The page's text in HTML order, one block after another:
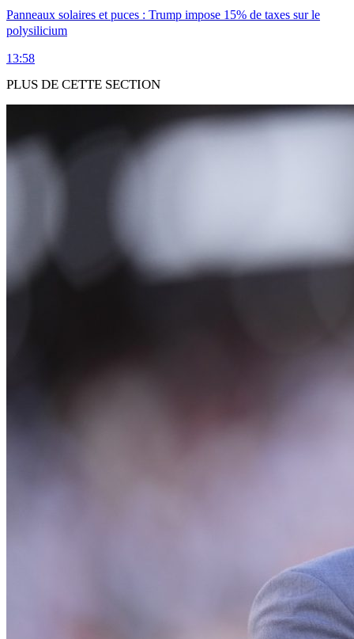
Panneaux solaires et puces : Trump impose 15% de taxes sur le
polysilicium
13:58
PLUS DE CETTE SECTION